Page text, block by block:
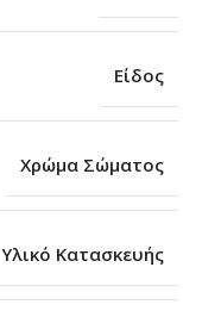
Είδος
Χρώμα Σώματος
Υλικό Κατασκευής